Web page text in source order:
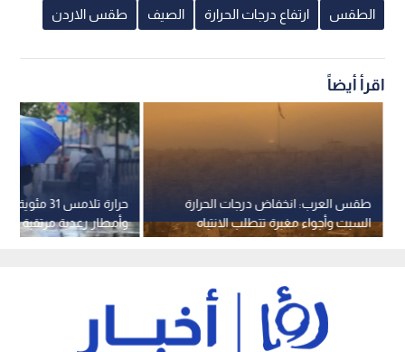
الطقس ارتفاع درجات الحرارة الصيف طقس الاردن
اقرأ أيضاً
حرارة تلامس 31
وأمطار رعدية مرتقبة
طقس العرب: انخفاض درجات الحرارة
السبت وأجواء مغبرة تتطلب الانتباه
على الطرق الصحراوية